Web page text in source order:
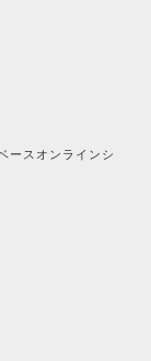
スオンラインシ